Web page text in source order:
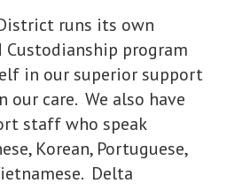
runs its own
Custodianship program
in our superior support
our care. We also have
staff who speak
Korean, Portuguese,
Delta